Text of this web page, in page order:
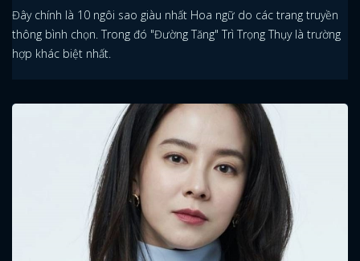
Đây chính là 10 ngôi sao giàu nhất Hoa ngữ do các trang truyền
thông bình chọn. Trong đó "Đường Tăng" Trì Trọng Thụy là trường
hợp khác biệt nhất.